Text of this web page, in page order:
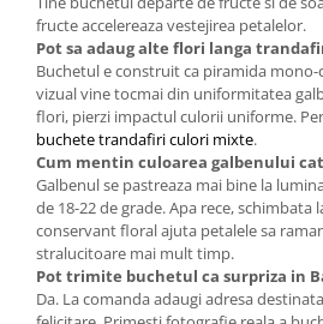
fructe accelereaza vestejirea petalelor.
Pot sa adaug alte flori langa
Buchetul e construit ca piramida
vizual vine tocmai din uniformitatea
flori, pierzi impactul culorii uniforme.
buchete trandafiri culori mixte.
Cum mentin culoarea galbenului
Galbenul se pastreaza mai bine la
de 18-22 de grade. Apa rece, schimbata
conservant floral ajuta petalele sa
stralucitoare mai mult timp.
Pot trimite buchetul ca surpriza in
Da. La comanda adaugi adresa